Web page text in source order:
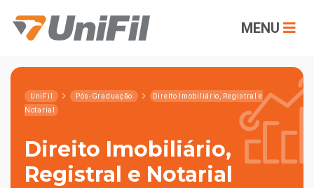
MENU
UniFil Pós-Graduação
Direito Imobiliário, Registral e
Notarial
Direito Imobiliário,
Registral e Notarial